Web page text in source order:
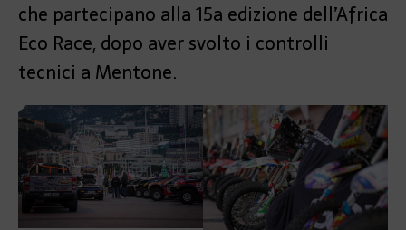
che partecipano alla 15a edizione dell’Africa
Eco Race, dopo aver svolto i controlli
tecnici a Mentone.